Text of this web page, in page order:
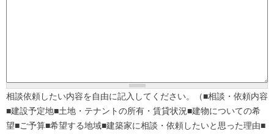
相談依頼したい内容を自由に記入してください。（■相談・依頼内容
■建設予定地■土地・テナントの所有・賃貸状況■建物についての希
望■ご予算■希望する地域■建築家に相談・依頼したいと思った理由■